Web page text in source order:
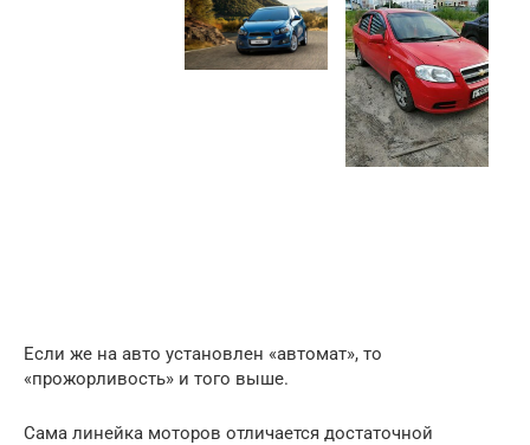
Если же на авто установлен «автомат», то
«прожорливость» и того выше.
Сама линейка моторов отличается достаточной